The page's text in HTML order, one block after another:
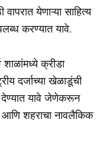
येणाऱ्या साहित्य
करण्यात यावे.
शाळांमध्ये क्रीडा
दर्जाच्या खेळाडूंची
देण्यात यावे जेणेकरून
शहराचा नावलैकिक